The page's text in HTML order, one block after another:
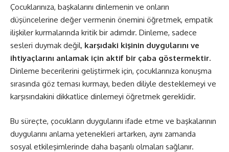
Çocuklarınıza, başkalarını dinlemenin ve onların
düşüncelerine değer vermenin önemini öğretmek, empatik
ilişkiler kurmalarında kritik bir adımdır. Dinleme, sadece
sesleri duymak değil, karşıdaki kişinin duygularını ve
ihtiyaçlarını anlamak için aktif bir çaba göstermektir.
Dinleme becerilerini geliştirmek için, çocuklarınıza konuşma
sırasında göz teması kurmayı, beden diliyle desteklemeyi ve
karşısındakini dikkatlice dinlemeyi öğretmek gereklidir.
Bu süreçte, çocukların duygularını ifade etme ve başkalarının
duygularını anlama yetenekleri artarken, aynı zamanda
sosyal etkileşimlerinde daha başarılı olmaları sağlanır.